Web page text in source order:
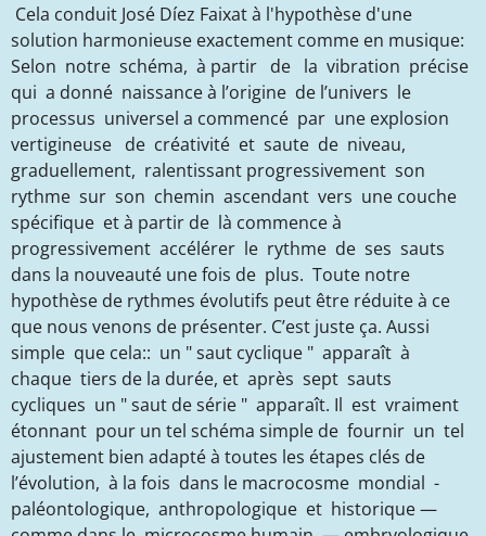
Cela conduit José Díez Faixat à l'hypothèse d'une
solution harmonieuse exactement comme en musique:
Selon notre schéma, à partir de la vibration précise
qui a donné naissance à l’origine de l’univers le
processus universel a commencé par une explosion
vertigineuse de créativité et saute de niveau,
graduellement, ralentissant progressivement son
rythme sur son chemin ascendant vers une couche
spécifique et à partir de là commence à
progressivement accélérer le rythme de ses sauts
dans la nouveauté une fois de plus. Toute notre
hypothèse de rythmes évolutifs peut être réduite à ce
que nous venons de présenter. C’est juste ça. Aussi
simple que cela:: un " saut cyclique " apparaît à
chaque tiers de la durée, et après sept sauts
cycliques un " saut de série " apparaît. Il est vraiment
étonnant pour un tel schéma simple de fournir un tel
ajustement bien adapté à toutes les étapes clés de
l’évolution, à la fois dans le macrocosme mondial -
paléontologique, anthropologique et historique —